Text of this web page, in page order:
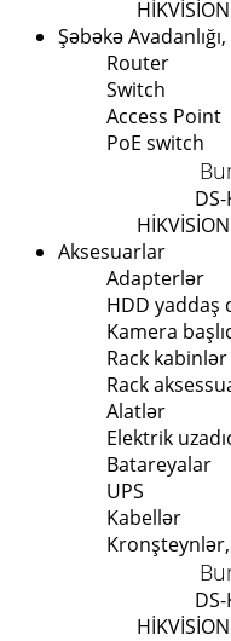
Şəbəkə
Router
Switch
Access Point
PoE switch
Aksesuarlar
Adapterlər
HDD yaddaş
Kamera
Rack kabinlər
Rack
Alatlər
Elektrik
Batareyalar
UPS
Kabellər